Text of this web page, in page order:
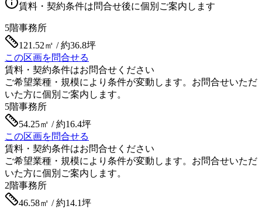
賃料・契約条件は問合せ後に個別ご案内します
5階事務所
121.52㎡ / 約36.8坪
この区画を問合せる
賃料・契約条件はお問合せください
ご希望業種・規模により条件が変動します。お問合せいただ
いた方に個別ご案内します。
5階事務所
54.25㎡ / 約16.4坪
この区画を問合せる
賃料・契約条件はお問合せください
ご希望業種・規模により条件が変動します。お問合せいただ
いた方に個別ご案内します。
2階事務所
46.58㎡ / 約14.1坪